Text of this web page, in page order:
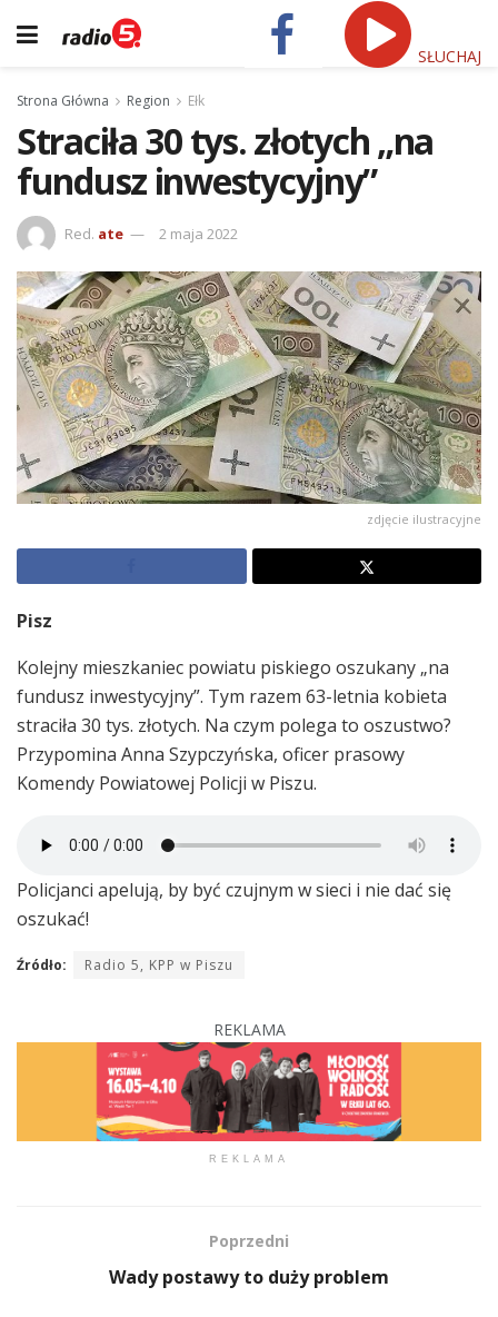
SŁUCHAJ
Strona Główna Region Ełk
Straciła 30 tys. złotych „na
fundusz inwestycyjny”
Red. ate 2 maja 2022
zdjęcie ilustracyjne
Pisz
Kolejny mieszkaniec powiatu piskiego oszukany „na
fundusz inwestycyjny”. Tym razem 63-letnia kobieta
straciła 30 tys. złotych. Na czym polega to oszustwo?
Przypomina Anna Szypczyńska, oficer prasowy
Komendy Powiatowej Policji w Piszu.
Policjanci apelują, by być czujnym w sieci i nie dać się
oszukać!
Źródło: Radio 5, KPP w Piszu
REKLAMA
REKLAMA
Poprzedni
Wady postawy to duży problem